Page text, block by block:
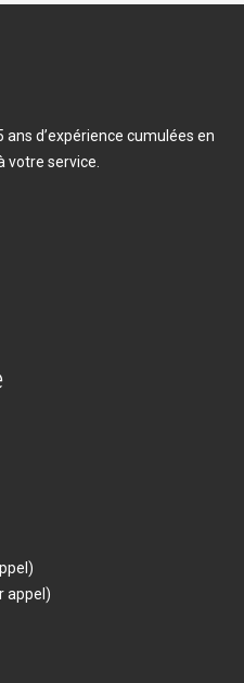
ans d’expérience cumulées en
votre service.
appel)